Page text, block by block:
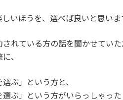
いほうを、選べば良いと思いま
れている方の話を聞かせていた
、
選ぶ」という方と、
選ぶ」という方がいらっしゃった